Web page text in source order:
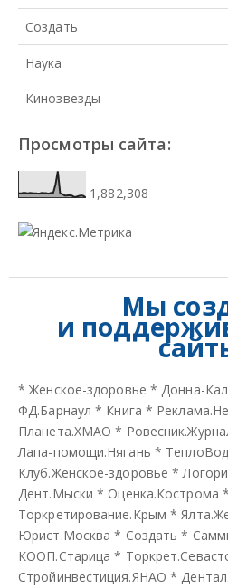
Создать
Наука
Кинозвезды
Просмотры сайта:
1,882,308
Мы
и
*Женское-здоровье * Донна-
ФД.Барнаул * Книга *
Планета.ХМАО *
Лапа-помощи.Нягань *
Клуб.Женское-здоровье *
Дент.Мыски * Оценка.Кострома *
Торкретирование.Крым *
Юрист.Москва * Создать *
КООП.Старица *
Стройинвестиция.ЯНАО *